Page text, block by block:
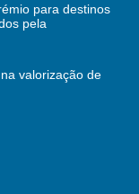
para destinos
pela
valorização de